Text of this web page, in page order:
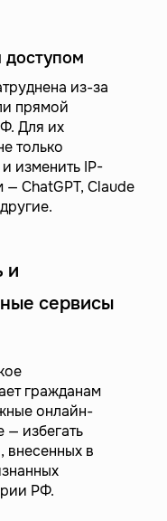
доступом
из-за
прямой
Для их
только
изменить IP-
ChatGPT, Claude
и
сервисы
гражданам
онлайн-
избегать
внесенных в
РФ.